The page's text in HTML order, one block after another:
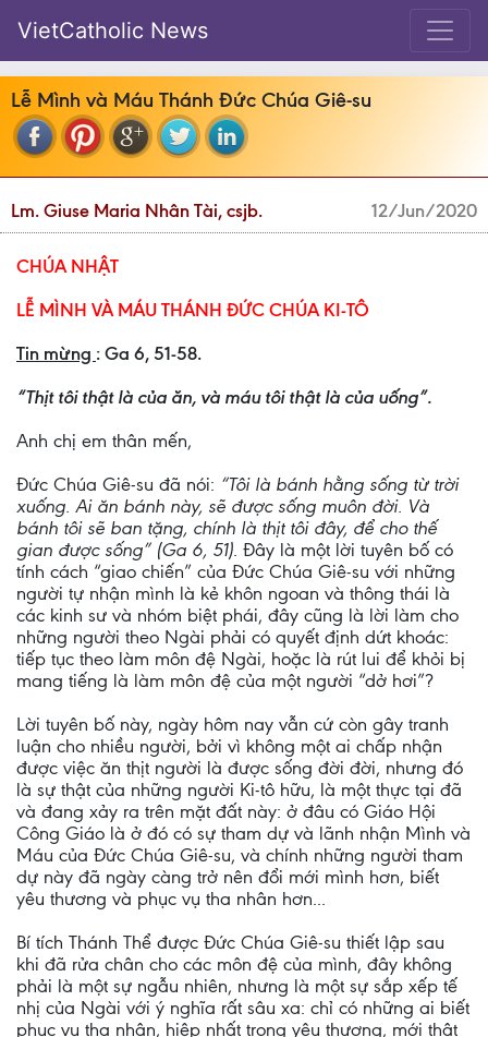
VietCatholic News
Lễ Mình và Máu Thánh Đức Chúa Giê-su
Lm. Giuse Maria Nhân Tài, csjb. 12/Jun/2020
CHÚA NHẬT
LỄ MÌNH VÀ MÁU THÁNH ĐỨC CHÚA KI-TÔ
Tin mừng : Ga 6, 51-58.
“Thịt tôi thật là của ăn, và máu tôi thật là của uống”.
Anh chị em thân mến,
Đức Chúa Giê-su đã nói: “Tôi là bánh hằng sống từ trời
xuống. Ai ăn bánh này, sẽ được sống muôn đời. Và
bánh tôi sẽ ban tặng, chính là thịt tôi đây, để cho thế
gian được sống” (Ga 6, 51). Đây là một lời tuyên bố có
tính cách “giao chiến” của Đức Chúa Giê-su với những
người tự nhận mình là kẻ khôn ngoan và thông thái là
các kinh sư và nhóm biệt phái, đây cũng là lời làm cho
những người theo Ngài phải có quyết định dứt khoác:
tiếp tục theo làm môn đệ Ngài, hoặc là rút lui để khỏi bị
mang tiếng là làm môn đệ của một người “dở hơi”?
Lời tuyên bố này, ngày hôm nay vẫn cứ còn gây tranh
luận cho nhiều người, bởi vì không một ai chấp nhận
được việc ăn thịt người là được sống đời đời, nhưng đó
là sự thật của những người Ki-tô hữu, là một thực tại đã
và đang xảy ra trên mặt đất này: ở đâu có Giáo Hội
Công Giáo là ở đó có sự tham dự và lãnh nhận Mình và
Máu của Đức Chúa Giê-su, và chính những người tham
dự này đã ngày càng trở nên đổi mới mình hơn, biết
yêu thương và phục vụ tha nhân hơn...
Bí tích Thánh Thể được Đức Chúa Giê-su thiết lập sau
khi đã rửa chân cho các môn đệ của mình, đây không
phải là một sự ngẫu nhiên, nhưng là một sự sắp xếp tế
nhị của Ngài với ý nghĩa rất sâu xa: chỉ có những ai biết
phục vụ tha nhân, hiệp nhất trong yêu thương, mới thật